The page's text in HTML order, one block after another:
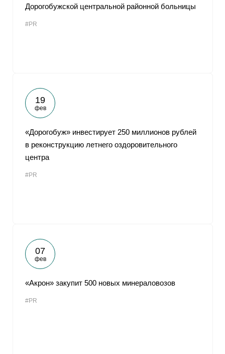
Дорогобужской центральной районной больницы
#PR
19
фев
«Дорогобуж» инвестирует 250 миллионов рублей
в реконструкцию летнего оздоровительного
центра
#PR
07
фев
«Акрон» закупит 500 новых минераловозов
#PR